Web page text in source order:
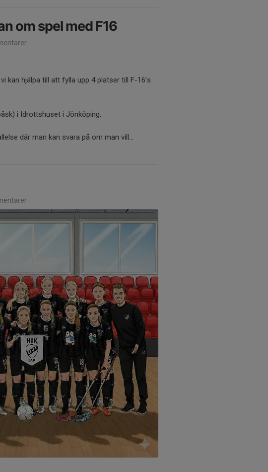
om spel med F16
kan hjälpa till att fylla upp 4 platser till F-16’s
i Idrottshuset i Jönköping.
där man kan svara på om man vill...